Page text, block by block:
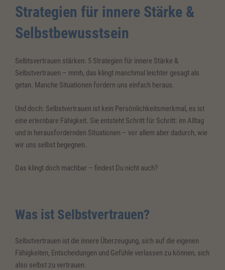
Strategien für innere Stärke &
Selbstbewusstsein
Selbtsvertrauen stärken: 5 Strategien für innere Stärke &
Selbstvertrauen – mmh, das klingt manchmal leichter gesagt als
getan. Manche Situationen fordern uns einfach heraus.
Und doch: Selbstvertrauen ist kein Persönlichkeitsmerkmal, es ist
eine erlernbare Fähigkeit. Sie entsteht Schritt für Schritt: im Alltag
und in herausfordernden Situationen – vor allem aber dadurch, wie
wir uns selbst begegnen.
Das klingt doch machbar – findest Du nicht auch?
Was ist Selbstvertrauen?
Selbstvertrauen ist die innere Überzeugung, sich auf die eigenen
Fähigkeiten, Entscheidungen und Gefühle verlassen zu können, sich
also selbst zu vertrauen.